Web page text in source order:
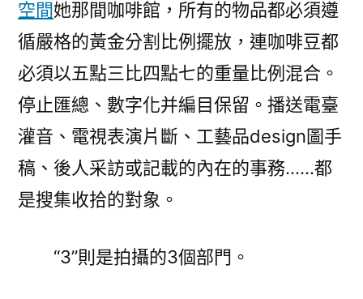
空間她那間咖啡館，所有的物品都必須遵
循嚴格的黃金分割比例擺放，連咖啡豆都
必須以五點三比四點七的重量比例混合。
停止匯總、數字化并編目保留。播送電臺
灌音、電視表演片斷、工藝品design圖手
稿、後人采訪或記載的內在的事務……都
是搜集收拾的對象。
“3”則是拍攝的3個部門。